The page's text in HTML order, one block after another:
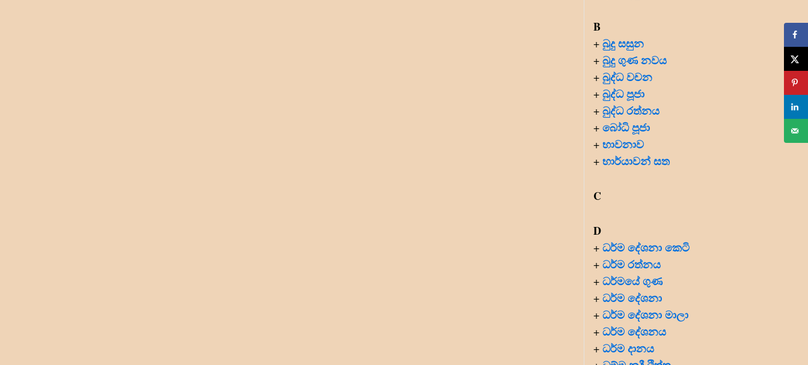
B
+ බුදු සසුන
+ බුදු ගුණ නවය
+ බුද්ධ වචන
+ බුද්ධ පූජා
+ බුද්ධ රත්නය
+ බෝධි පූජා
+ භාවනාව
+ භාර්යාවන් සත
C
D
+ ධර්ම දේශනා කෙටි
+ ධර්ම රත්නය
+ ධර්මයේ ගුණ
+ ධර්ම දේශනා
+ ධර්ම දේශනා මාලා
+ ධර්ම දේශනය
+ ධර්ම දානය